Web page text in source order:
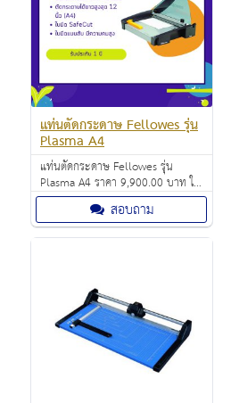
แท่นตัดกระดาษ Fellowes รุ่น
Plasma A4
แท่นตัดกระดาษ Fellowes รุ่น
Plasma A4 ราคา 9,900.00 บาท ใบ
มีดแบบสับ มีความคมสูง ตัดกระดาษ
ขนาด A4 ได้ ตัดกระดาษได้ครั้งละ 40
แผ่นต่อครั้ง (80 แกรม)
สอบถาม